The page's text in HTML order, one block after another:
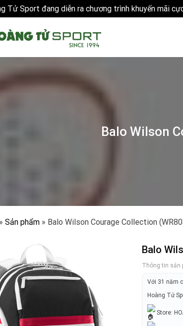
Tử Sport đang diễn ra chương trình khuyến mãi
Balo Wilson
» Sản phẩm » Balo Wilson Courage Collection
Balo
Thông tin sản
Với 31 năm
Hoàng Tử
Store: